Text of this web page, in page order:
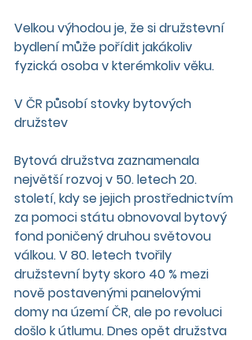
Velkou výhodou je, že si družstevní
bydlení může pořídit jakákoliv
fyzická osoba v kterémkoliv věku.
V ČR působí stovky bytových
družstev
Bytová družstva zaznamenala
největší rozvoj v 50. letech 20.
století, kdy se jejich prostřednictvím
za pomoci státu obnovoval bytový
fond poničený druhou světovou
válkou. V 80. letech tvořily
družstevní byty skoro 40 % mezi
nově postavenými panelovými
domy na území ČR, ale po revoluci
došlo k útlumu. Dnes opět družstva